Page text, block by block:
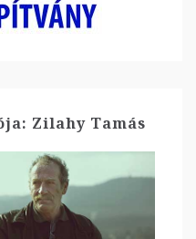
Zilahy Tamás